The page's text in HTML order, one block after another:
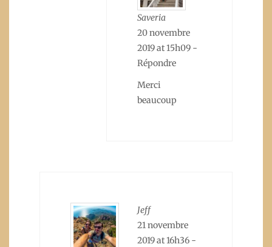
Saveria
20 novembre
2019 at 15h09 -
Répondre
Merci
beaucoup
Jeff
21 novembre
2019 at 16h36 -